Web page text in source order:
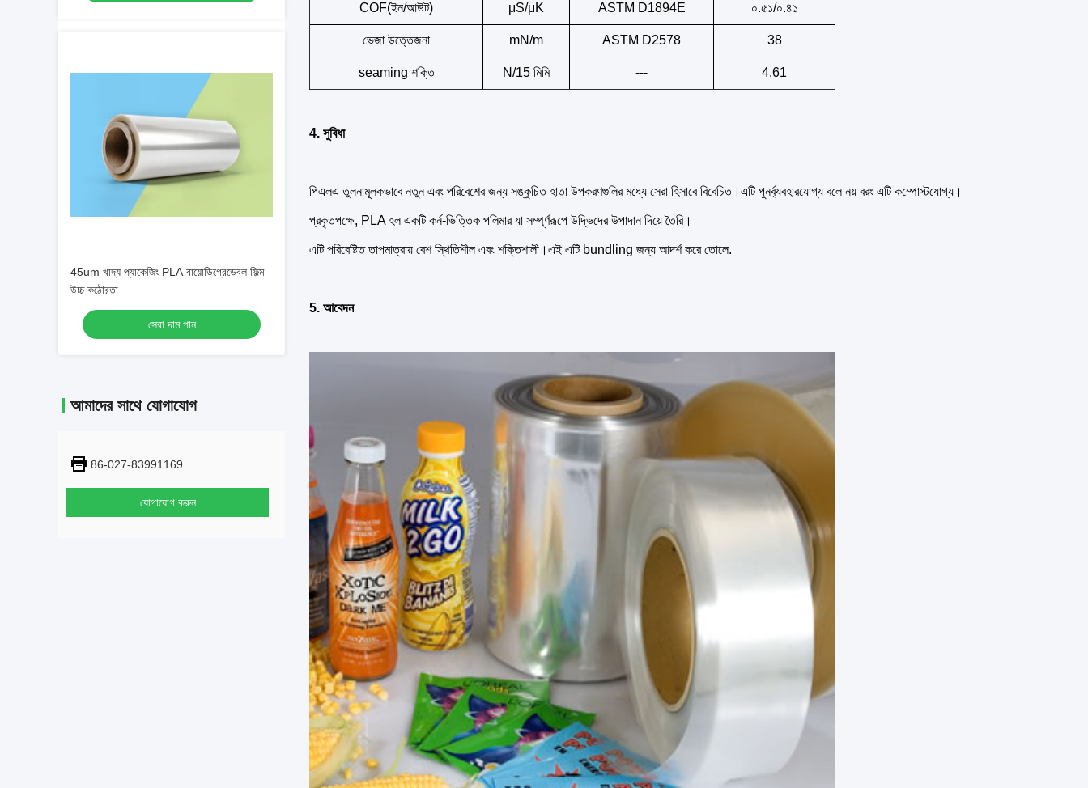
45um খাদ্য প্যাকেজিং PLA বায়োডিগ্রেডেবল ফিল্ম
উচ্চ কঠোরতা
সেরা দাম পান
আমাদের সাথে যোগাযোগ
86-027-83991169
যোগাযোগ করুন
COF(ইন/আউট) μS/μK ASTM D1894E ০.৫১/০.৪১
ভেজা উত্তেজনা mN/m ASTM D2578 38
seaming শক্তি N/15 মিমি --- 4.61
4. সুবিধা
পিএলএ তুলনামূলকভাবে নতুন এবং পরিবেশের জন্য সঙ্কুচিত হাতা উপকরণগুলির মধ্যে সেরা হিসাবে বিবেচিত।এটি পুনর্ব্যবহারযোগ্য বলে নয় বরং এটি কম্পোস্টযোগ্য।
প্রকৃতপক্ষে, PLA হল একটি কর্ন-ভিত্তিক পলিমার যা সম্পূর্ণরূপে উদ্ভিদের উপাদান দিয়ে তৈরি।
এটি পরিবেষ্টিত তাপমাত্রায় বেশ স্থিতিশীল এবং শক্তিশালী।এই এটি bundling জন্য আদর্শ করে তোলে.
5. আবেদন